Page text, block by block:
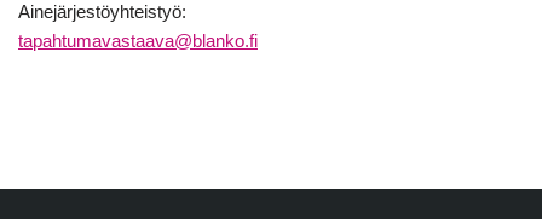
Ainejärjestöyhteistyö:
tapahtumavastaava@blanko.fi